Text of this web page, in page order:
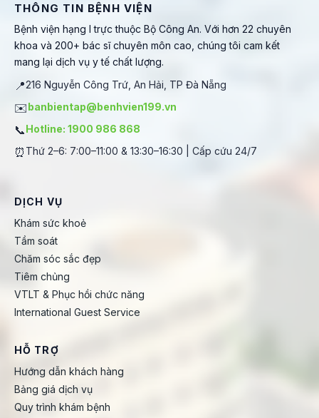
THÔNG TIN BỆNH VIỆN
Bệnh viện hạng I trực thuộc Bộ Công An. Với hơn 22 chuyên
khoa và 200+ bác sĩ chuyên môn cao, chúng tôi cam kết
mang lại dịch vụ y tế chất lượng.
📍216 Nguyễn Công Trứ, An Hải, TP Đà Nẵng
✉️banbientap@benhvien199.vn
📞Hotline: 1900 986 868
⏰ Thứ 2–6: 7:00–11:00 & 13:30–16:30 | Cấp cứu 24/7
DỊCH VỤ
Khám sức khoẻ
Tầm soát
Chăm sóc sắc đẹp
Tiêm chủng
VTLT & Phục hồi chức năng
International Guest Service
HỖ TRỢ
Hướng dẫn khách hàng
Bảng giá dịch vụ
Quy trình khám bệnh